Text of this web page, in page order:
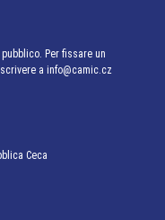
Per fissare un
a info@camic.cz
Ceca